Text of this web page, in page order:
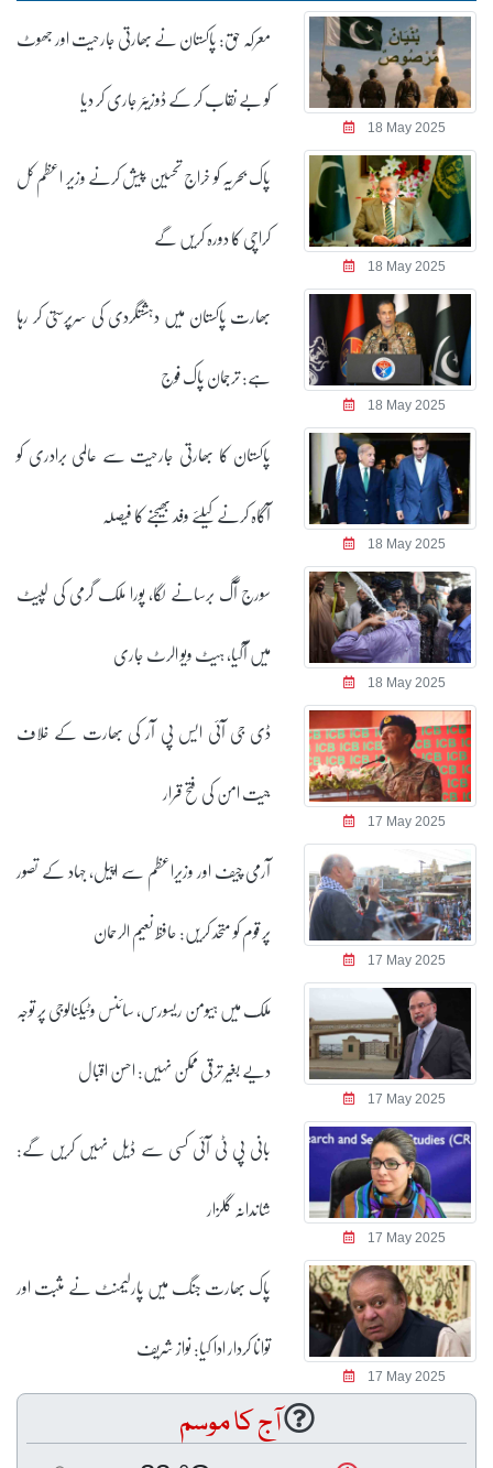
18 May 2025
معرکہ حق: پاکستان نے بھارتی جارحیت اور جھوٹ
کو بے نقاب کر کے ڈوزیئر جاری کر دیا
18 May 2025
پاک بحریہ کو خراج تحسین پیش کرنے وزیر اعظم کل
کراچی کا دورہ کریں گے
18 May 2025
بھارت پاکستان میں دہشتگردی کی سرپرستی کر رہا
ہے: ترجمان پاک فوج
18 May 2025
پاکستان کا بھارتی جارحیت سے عالمی برادری کو
آگاہ کرنے کیلئے وفد بھیجنے کا فیصلہ
18 May 2025
سورج آگ برسانے لگا، پورا ملک گرمی کی لپیٹ
میں آگیا، ہیٹ ویو الرٹ جاری
17 May 2025
ڈی جی آئی ایس پی آر کی بھارت کے خلاف
جیت امن کی فتح قرار
17 May 2025
آرمی چیف اور وزیراعظم سے اپیل، جہاد کے تصور
پر قوم کو متحد کریں: حافظ نعیم الرحمان
17 May 2025
ملک میں ہیومن ریسورس، سائنس وٹیکنالوجی پر توجہ
دیے بغیر ترقی ممکن نہیں: احسن اقبال
17 May 2025
بانی پی ٹی آئی کسی سے ڈیل نہیں کریں گے:
شاندانہ گلزار
17 May 2025
پاک بھارت جنگ میں پارلیمنٹ نے مثبت اور
توانا کردار ادا کیا: نواز شریف
آج کا موسم